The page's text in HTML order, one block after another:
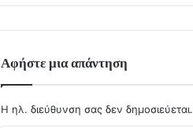
Αφήστε μια απάντηση
Η ηλ. διεύθυνση σας δεν δημοσιεύεται.